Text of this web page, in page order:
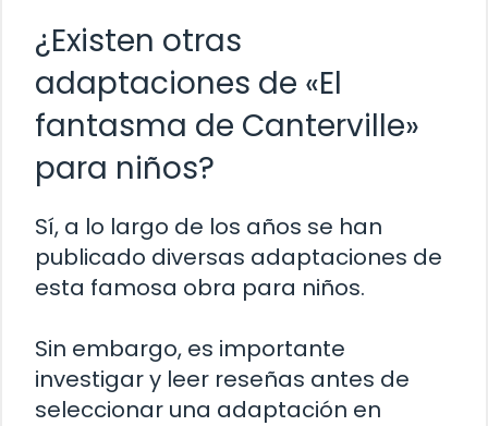
¿Existen otras
adaptaciones de «El
fantasma de Canterville»
para niños?
Sí, a lo largo de los años se han
publicado diversas adaptaciones de
esta famosa obra para niños.
Sin embargo, es importante
investigar y leer reseñas antes de
seleccionar una adaptación en